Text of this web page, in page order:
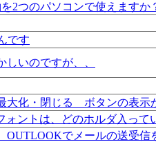
2つのパソコンで使えますか
です
しいのですが、、
大化・閉じる ボタンの表示
ォントは、どのホルダ入って
OUTLOOKでメールの送受信